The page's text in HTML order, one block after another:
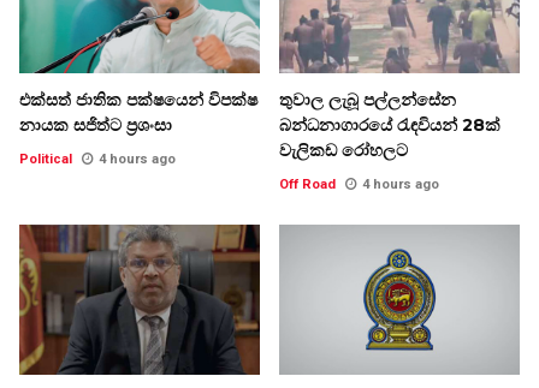
එක්සත් ජාතික පක්ෂයෙන් විපක්ෂ
නායක සජිත්ට ප්‍රශංසා
Political 4 hours ago
තුවාල ලැබූ පල්ලන්සේන
බන්ධනාගාරයේ රැඳවියන් 28ක්
වැලිකඩ රෝහලට
Off Road 4 hours ago